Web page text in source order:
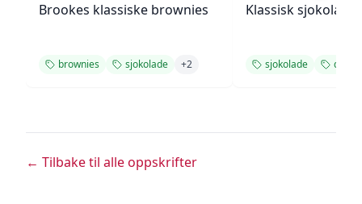
Brookes klassiske brownies
brownies sjokolade +2
Klassisk
sjokolade
← Tilbake til alle oppskrifter